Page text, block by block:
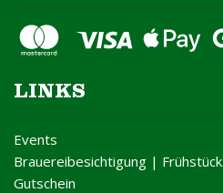
LINKS
Events
Brauereibesichtigung | Frühstück
Gutschein